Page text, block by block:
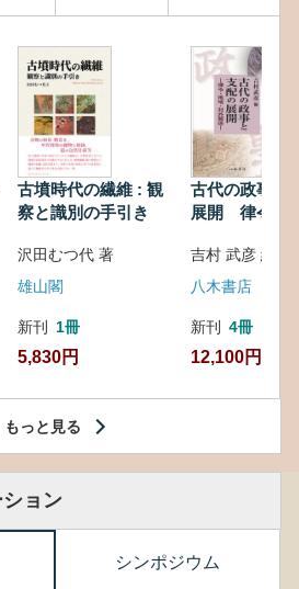
古墳時代の繊維 : 観
察と識別の手引き
沢田むつ代 著
雄山閣
新刊 1冊
5,830円
古代の政事と
展開 律令・
吉村 武彦 編集
八木書店
新刊 4冊
12,100円
もっと見る
ョン
シンポジウム